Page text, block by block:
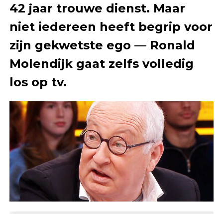
42 jaar trouwe dienst. Maar
niet iedereen heeft begrip voor
zijn gekwetste ego — Ronald
Molendijk gaat zelfs volledig
los op tv.